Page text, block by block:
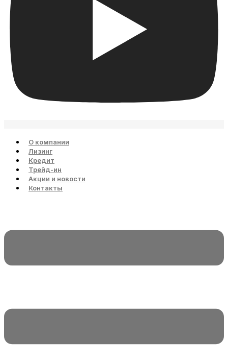
О компании
Лизинг
Кредит
Трейд-ин
Акции и новости
Контакты